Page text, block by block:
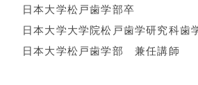
日本大学松戸歯学部卒
日本大学大学院松戸歯学研究科
日本大学松戸歯学部 兼任講師